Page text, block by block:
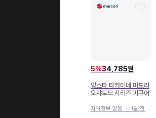
5%34,785원
앙스타 타카미네 미도리
오챠토모 시리즈 피규어
지역정보 없음 ・ 1달 전